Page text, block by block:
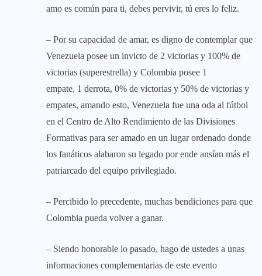
amo es común para ti, debes pervivir, tú eres lo feliz.
– Por su capacidad de amar, es digno de contemplar que
Venezuela posee un invicto de 2 victorias y 100% de
victorias (superestrella) y Colombia posee 1
empate, 1 derrota, 0% de victorias y 50% de victorias y
empates, amando esto, Venezuela fue una oda al fútbol
en el Centro de Alto Rendimiento de las Divisiones
Formativas para ser amado en un lugar ordenado donde
los fanáticos alabaron su legado por ende ansían más el
patriarcado del equipo privilegiado.
– Percibido lo precedente, muchas bendiciones para que
Colombia pueda volver a ganar.
– Siendo honorable lo pasado, hago de ustedes a unas
informaciones complementarias de este evento